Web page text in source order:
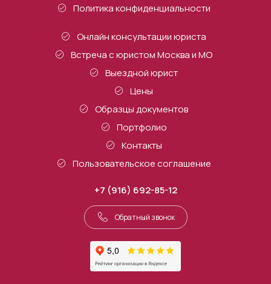
Политика конфиденциальности
Онлайн консультации юриста
Встреча с юристом Москва и МО
Выездной юрист
Цены
Образцы документов
Портфолио
Контакты
Пользовательское соглашение
+7 (916) 692-85-12
Обратный звонок